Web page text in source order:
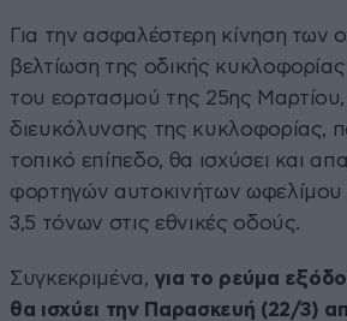
Για την ασφαλέστερη κίνηση των
βελτίωση της οδικής
του εορτασμού της 25ης
διευκόλυνσης της κυκλοφορίας,
τοπικό επίπεδο, θα ισχύσει και
φορτηγών αυτοκινήτων
3,5 τόνων στις εθνικές οδούς.
Συγκεκριμένα, για το ρεύμα
θα ισχύει την Παρασκευή (22/3)